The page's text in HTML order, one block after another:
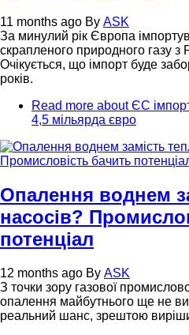
11 months ago By ASK
За минулий рік Європа
скрапленого природного газу з
Очікується, що імпорт буде
років.
Read more about ЄС
4,5 мільярда євро
Опалення воднем
насосів?
потенціал
12 months ago By ASK
З точки зору газової
опалення майбутнього ще не
реальний шанс, зрештою